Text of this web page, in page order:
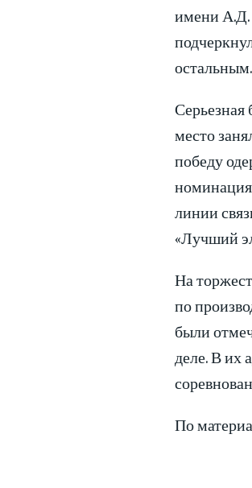
имени А.Д.
остальным.
Серьезная
место
победу
линии
«Лучший
На
по
были
деле. В их
По